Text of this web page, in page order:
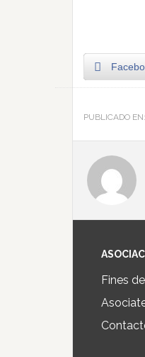
PUBLICADO EN:
Fines